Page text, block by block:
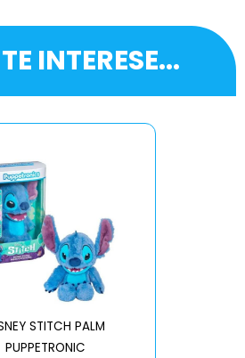
INTERESE...
STITCH PALM
PUPPETRONIC